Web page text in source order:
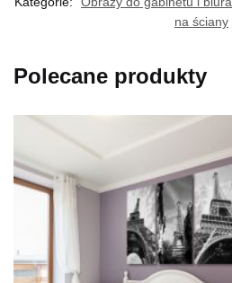
na ściany
Polecane produkty